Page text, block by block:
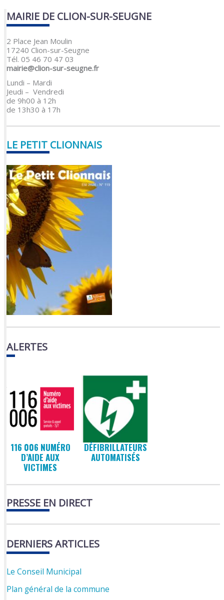
MAIRIE DE CLION-SUR-SEUGNE
2 Place Jean Moulin
17240 Clion-sur-Seugne
Tél. 05 46 70 47 03
mairie@clion-sur-seugne.fr
Lundi – Mardi
Jeudi – Vendredi
de 9h00 à 12h
de 13h30 à 17h
LE PETIT CLIONNAIS
ALERTES
116 006 NUMÉRO
D’AIDE AUX
VICTIMES
DÉFIBRILLATEURS
AUTOMATISÉS
PRESSE EN DIRECT
DERNIERS ARTICLES
Le Conseil Municipal
Plan général de la commune